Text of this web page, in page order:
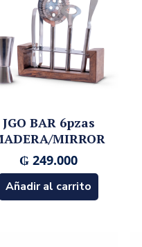
JGO BAR 6pzas
MIRROR
₲ 249.000
Añadir al carrito